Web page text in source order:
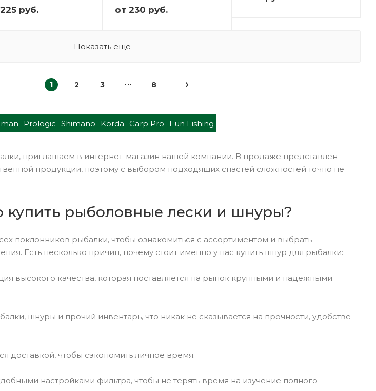
225 руб. от 230 руб.
Показать еще
1 2 3 8
Prologic Shimano Korda Carp Pro
Fun Fishing
приглашаем в интернет-магазин нашей компании. В продаже представлен
продукции, поэтому с выбором подходящих снастей сложностей точно не
купить рыболовные лески и шнуры?
поклонников рыбалки, чтобы ознакомиться с ассортиментом и выбрать
Есть несколько причин, почему стоит именно у нас купить шнур для рыбалки:
высокого качества, которая поставляется на рынок крупными и надежными
шнуры и прочий инвентарь, что никак не сказывается на прочности, удобстве
доставкой, чтобы сэкономить личное время.
настройками фильтра, чтобы не терять время на изучение полного